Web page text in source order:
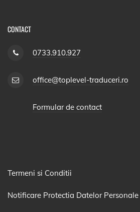
CONTACT
0733.910.927
office@toplevel-traduceri.ro
Formular de contact
Termeni si Conditii
Notificare Protectia Datelor Personale